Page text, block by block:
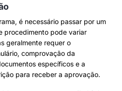
é necessário passar por um
procedimento pode variar
geralmente requer o
comprovação da
específicos e a
para receber a aprovação.